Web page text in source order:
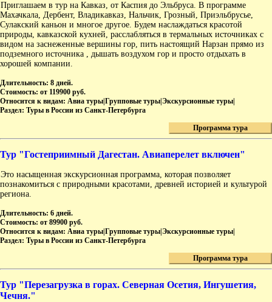
Приглашаем в тур на Кавказ, от Каспия до Эльбруса. В программе
Махачкала, Дербент, Владикавказ, Нальчик, Грозный, Приэльбрусье,
Сулакский каньон и многое другое. Будем наслаждаться красотой
природы, кавказской кухней, расслабляться в термальных источниках с
видом на заснеженные вершины гор, пить настоящий Нарзан прямо из
подземного источника , дышать воздухом гор и просто отдыхать в
хорошей компании.
Длительность: 8 дней.
Стоимость: от 119900 руб.
Относится к видам: Авиа туры|Групповые туры|Экскурсионные туры|
Раздел: Туры в России из Санкт-Петербурга
Программа тура
Тур "Гостеприимный Дагестан. Авиаперелет включен"
Это насыщенная экскурсионная программа, которая позволяет
познакомиться с природными красотами, древней историей и культурой
региона.
Длительность: 6 дней.
Стоимость: от 89900 руб.
Относится к видам: Авиа туры|Групповые туры|Экскурсионные туры|
Раздел: Туры в России из Санкт-Петербурга
Программа тура
Тур "Перезагрузка в горах. Северная Осетия, Ингушетия,
Чечня."